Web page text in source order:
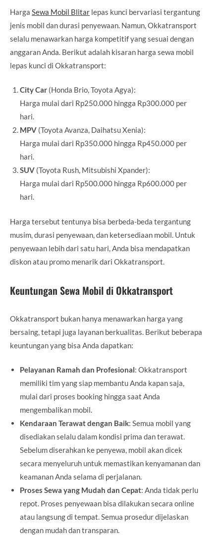
Harga Sewa Mobil Blitar lepas kunci bervariasi tergantung
jenis mobil dan durasi penyewaan. Namun, Okkatransport
selalu menawarkan harga kompetitif yang sesuai dengan
anggaran Anda. Berikut adalah kisaran harga sewa mobil
lepas kunci di Okkatransport:
City Car (Honda Brio, Toyota Agya):
Harga mulai dari Rp250.000 hingga Rp300.000 per
hari.
MPV (Toyota Avanza, Daihatsu Xenia):
Harga mulai dari Rp350.000 hingga Rp450.000 per
hari.
SUV (Toyota Rush, Mitsubishi Xpander):
Harga mulai dari Rp500.000 hingga Rp600.000 per
hari.
Harga tersebut tentunya bisa berbeda-beda tergantung
musim, durasi penyewaan, dan ketersediaan mobil. Untuk
penyewaan lebih dari satu hari, Anda bisa mendapatkan
diskon atau promo menarik dari Okkatransport.
Keuntungan Sewa Mobil di Okkatransport
Okkatransport bukan hanya menawarkan harga yang
bersaing, tetapi juga layanan berkualitas. Berikut beberapa
keuntungan yang bisa Anda dapatkan:
Pelayanan Ramah dan Profesional: Okkatransport
memiliki tim yang siap membantu Anda kapan saja,
mulai dari proses booking hingga saat Anda
mengembalikan mobil.
Kendaraan Terawat dengan Baik: Semua mobil yang
disediakan selalu dalam kondisi prima dan terawat.
Sebelum diserahkan ke penyewa, mobil akan dicek
secara menyeluruh untuk memastikan kenyamanan dan
keamanan Anda selama di perjalanan.
Proses Sewa yang Mudah dan Cepat: Anda tidak perlu
repot. Proses penyewaan bisa dilakukan secara online
atau langsung di tempat. Semua prosedur dijelaskan
dengan mudah dan transparan.